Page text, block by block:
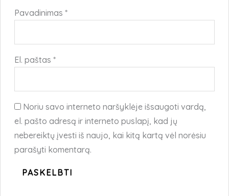
Pavadinimas *
El. paštas *
Noriu savo interneto naršyklėje išsaugoti vardą,
el. pašto adresą ir interneto puslapį, kad jų
nebereiktų įvesti iš naujo, kai kitą kartą vėl norėsiu
parašyti komentarą.